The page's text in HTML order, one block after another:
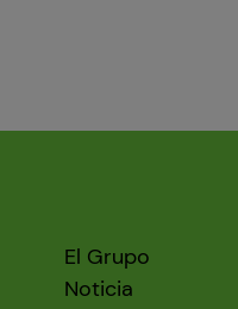
El Grupo
Noticia